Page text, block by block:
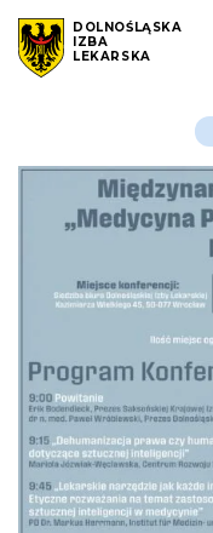
DOLNOŚLĄSKA
IZBA
LEKARSKA